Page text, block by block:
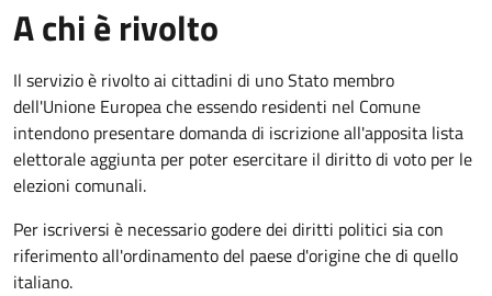
A chi è rivolto
Il servizio è rivolto ai cittadini di uno Stato membro
dell'Unione Europea che essendo residenti nel Comune
intendono presentare domanda di iscrizione all'apposita lista
elettorale aggiunta per poter esercitare il diritto di voto per le
elezioni comunali.
Per iscriversi è necessario godere dei diritti politici sia con
riferimento all'ordinamento del paese d'origine che di quello
italiano.